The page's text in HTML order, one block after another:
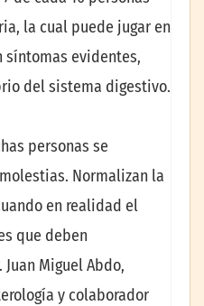
la cual puede jugar en
síntomas evidentes,
del sistema digestivo.
personas se
Normalizan la
en realidad el
que deben
Miguel Abdo,
y colaborador